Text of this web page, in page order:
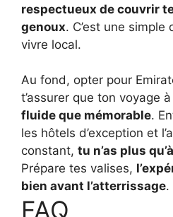
respectueux de couvrir
genoux. C’est une
vivre local.
Au fond, opter pour
t’assurer que ton voyage
fluide que mémorable.
les hôtels d’exception et
constant, tu n’as plus
Prépare tes valises,
bien avant l’atterrissage.
FAQ